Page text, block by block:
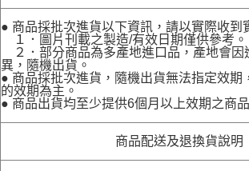
● 商品採批次進貨以下資訊，請以實際收到
１．圖片刊載之製造/有效日期僅供參考。
２．部分商品為多產地進口品，產地會因
異，隨機出貨。
● 商品採批次進貨，隨機出貨無法指定效期
的效期為主。
● 商品出貨均至少提供6個月以上效期之商品
商品配送及退換貨說明